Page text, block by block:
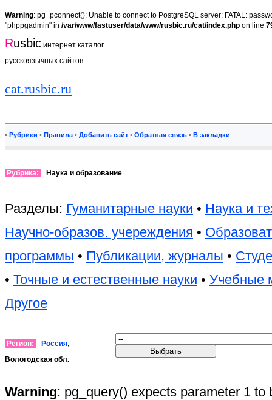
Warning: pg_pconnect(): Unable to connect to PostgreSQL server: FATAL:
"phppgadmin" in /var/www/fastuser/data/www/rusbic.ru/cat/index.php on line
Rusbic интернет каталог
русскоязычных сайтов
cat.rusbic.ru
• Рубрики • Правила • Добавить сайт • Обратная связь • В закладки
Рубрика: Наука и образование
Разделы: Гуманитарные науки • Наука и
Научно-образов. учереждения •
программы • Публикации, журналы •
• Точные и естественные науки • Учебные
Другое
Регион: Россия,
Вологодская обл.
Warning: pg_query() expects parameter 1 to